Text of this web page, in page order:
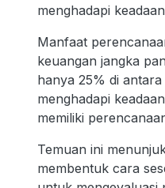
menghadapi
Manfaat
keuangan jangka
hanya 25% di
menghadapi
memiliki
Temuan ini
membentuk cara